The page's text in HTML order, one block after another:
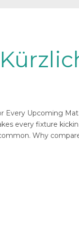
Every Upcoming
every fixture
Why